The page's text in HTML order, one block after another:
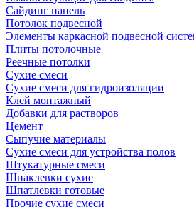
Сайдинг панель
Потолок подвесной
Элементы каркасной подвесной
Плиты потолочные
Реечные потолки
Сухие смеси
Сухие смеси для гидроизоляции
Клей монтажный
Добавки для растворов
Цемент
Сыпучие материалы
Сухие смеси для устройства полов
Штукатурные смеси
Шпаклевки сухие
Шпатлевки готовые
Прочие сухие смеси